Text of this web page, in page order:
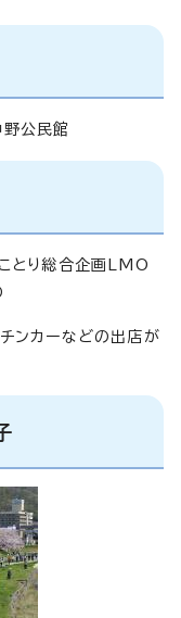
野公民館
ことり総合企画LMO
ンカーなどの出店が